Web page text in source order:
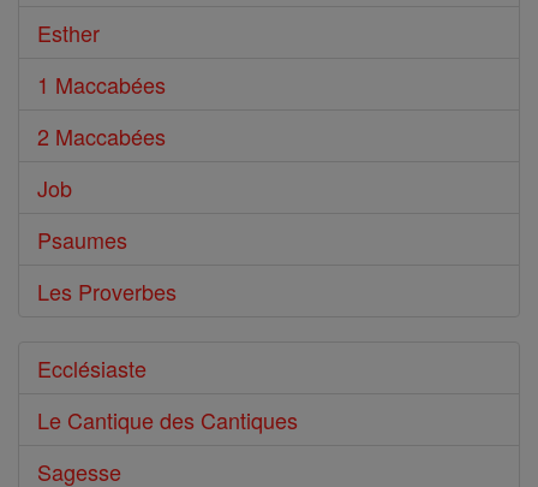
Esther
1 Maccabées
2 Maccabées
Job
Psaumes
Les Proverbes
Ecclésiaste
Le Cantique des Cantiques
Sagesse